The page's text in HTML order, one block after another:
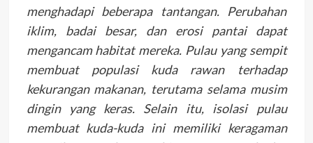
menghadapi beberapa tantangan. Perubahan
iklim, badai besar, dan erosi pantai dapat
mengancam habitat mereka. Pulau yang sempit
membuat populasi kuda rawan terhadap
kekurangan makanan, terutama selama musim
dingin yang keras. Selain itu, isolasi pulau
membuat kuda-kuda ini memiliki keragaman